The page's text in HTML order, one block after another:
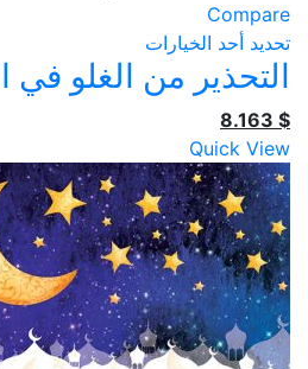
Compare
تحديد أحد الخيارات
العديد
من
لهذا
المنتج.
يمكن
اختيار
الخيارات
على
صفحة
التحذير من الغلو في
8.163 $
Quick View